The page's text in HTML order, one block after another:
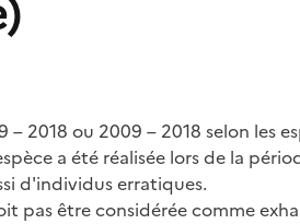
2018 ou 2009 – 2018 selon les
a été réalisée lors de la
d'individus erratiques.
être considérée comme